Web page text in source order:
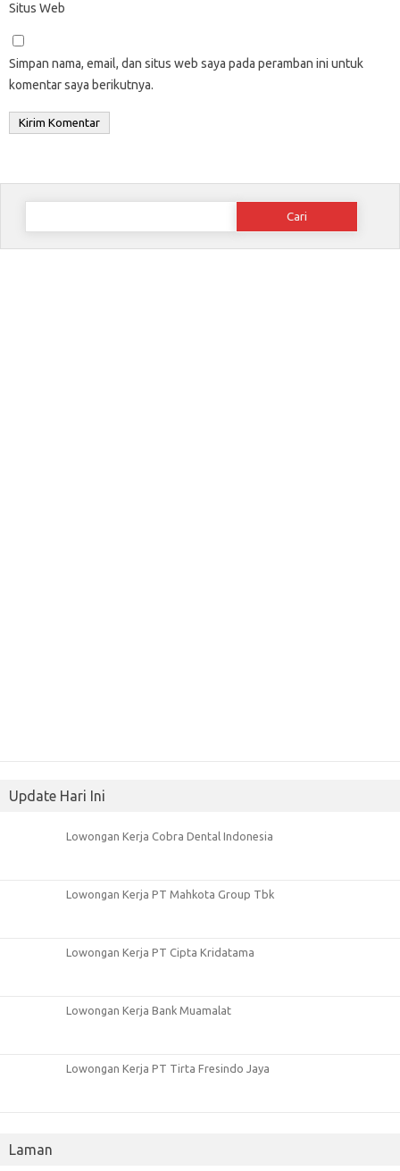
Situs Web
Simpan nama, email, dan situs web saya pada peramban ini untuk
komentar saya berikutnya.
Cari
Update Hari Ini
Lowongan Kerja Cobra Dental Indonesia
Lowongan Kerja PT Mahkota Group Tbk
Lowongan Kerja PT Cipta Kridatama
Lowongan Kerja Bank Muamalat
Lowongan Kerja PT Tirta Fresindo Jaya
Laman